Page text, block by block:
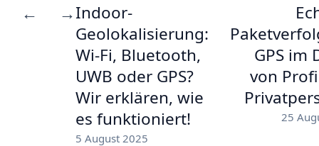
← →Indoor-
Geolokalisierung:
Wi-Fi, Bluetooth,
UWB oder GPS?
Wir erklären, wie
es funktioniert!
5 August 2025
GPS im
von
25